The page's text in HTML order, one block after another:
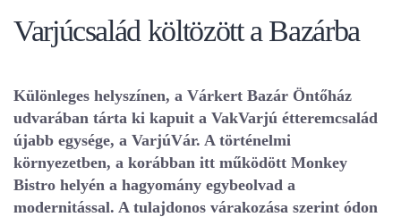
Varjúcsalád költözött a Bazárba
Különleges helyszínen, a Várkert Bazár Öntőház
udvarában tárta ki kapuit a VakVarjú étteremcsalád
újabb egysége, a VarjúVár. A történelmi
környezetben, a korábban itt működött Monkey
Bistro helyén a hagyomány egybeolvad a
modernitással. A tulajdonos várakozása szerint ódon